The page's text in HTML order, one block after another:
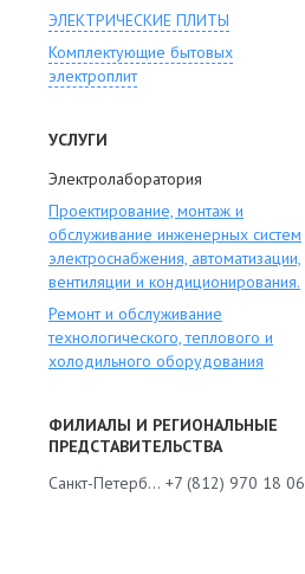
ЭЛЕКТРИЧЕСКИЕ ПЛИТЫ
Комплектующие бытовых
электроплит
УСЛУГИ
Электролаборатория
Проектирование, монтаж и
обслуживание инженерных систем
электроснабжения, автоматизации,
вентиляции и кондиционирования.
Ремонт и обслуживание
технологического, теплового и
холодильного оборудования
ФИЛИАЛЫ И РЕГИОНАЛЬНЫЕ
ПРЕДСТАВИТЕЛЬСТВА
Санкт-Петербург +7 (812) 970 18 06